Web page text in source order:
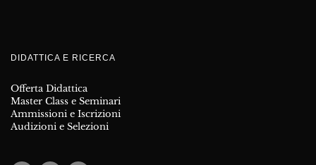
DIDATTICA E RICERCA
Offerta Didattica
Master Class e Seminari
Ammissioni e Iscrizioni
Audizioni e Selezioni